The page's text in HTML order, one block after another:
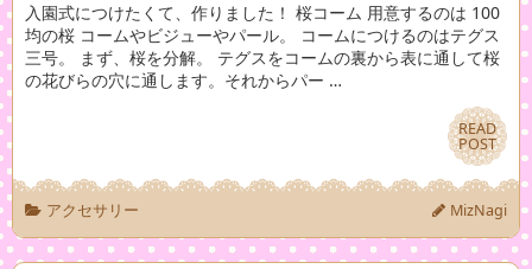
入園式につけたくて、作りました！ 桜コーム 用意するのは 100
均の桜 コームやビジューやパール。 コームにつけるのはテグス
三号。 まず、桜を分解。 テグスをコームの裏から表に通して桜
の花びらの穴に通します。それからパー …
READ
POST
READ
POST
アクセサリー MizNagi